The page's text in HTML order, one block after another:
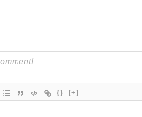
{} [+]